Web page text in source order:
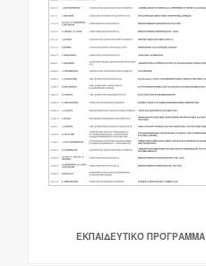
ΕΚΠΑΙΔΕΥΤΙΚΌ ΠΡΌΓΡΑΜΜΑ